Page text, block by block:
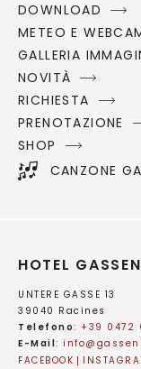
DOWNLOAD
METEO E
GALLERIA
NOVITÀ
RICHIESTA
PRENOTAZIONE
SHOP
CANZONE
HOTEL
UNTERE GASSE 13
39040 Racines
Telefono: +39 0472
E-Mail: info@
FACEBOOK